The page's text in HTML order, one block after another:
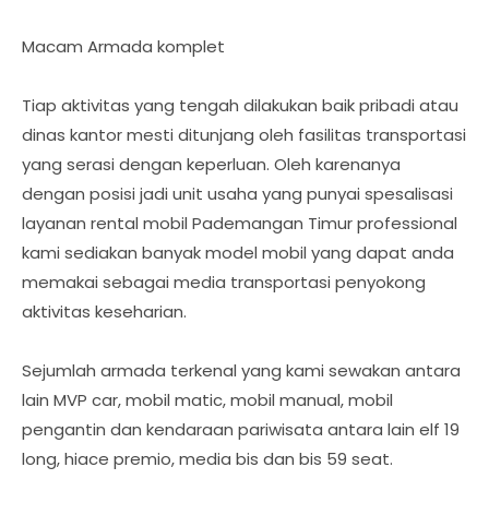
Macam Armada komplet
Tiap aktivitas yang tengah dilakukan baik pribadi atau
dinas kantor mesti ditunjang oleh fasilitas transportasi
yang serasi dengan keperluan. Oleh karenanya
dengan posisi jadi unit usaha yang punyai spesalisasi
layanan rental mobil Pademangan Timur professional
kami sediakan banyak model mobil yang dapat anda
memakai sebagai media transportasi penyokong
aktivitas keseharian.
Sejumlah armada terkenal yang kami sewakan antara
lain MVP car, mobil matic, mobil manual, mobil
pengantin dan kendaraan pariwisata antara lain elf 19
long, hiace premio, media bis dan bis 59 seat.